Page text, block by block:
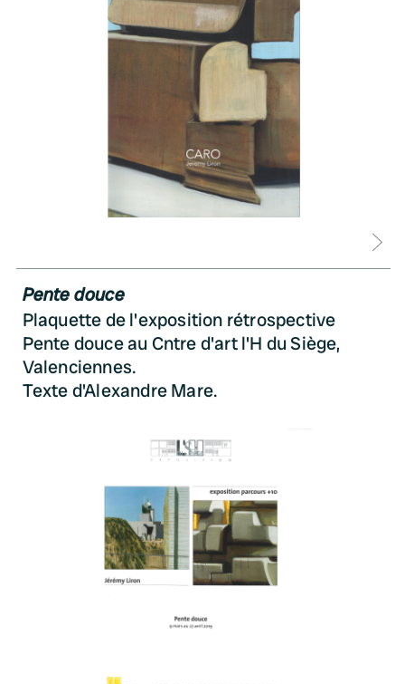
Pente douce
Plaquette de l'exposition rétrospective
Pente douce au Cntre d'art l'H du Siège,
Valenciennes.
Texte d'Alexandre Mare.